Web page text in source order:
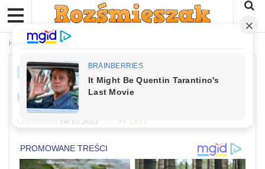
Home Dowcipy
DOWCIPY
Kawał: W Starej Wieży Na Pustkowiu
sie 10, 2022 1 617